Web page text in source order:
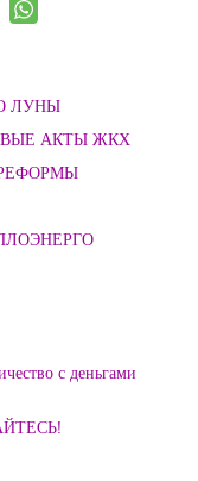
ЛУНЫ
АКТЫ ЖКХ
с деньгами